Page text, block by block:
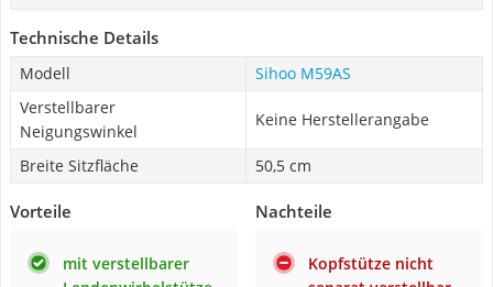
Technische Details
Modell
Sihoo M59AS
Verstellbarer
Neigungswinkel
Keine Herstellerangabe
Breite Sitzfläche 50,5 cm
Vorteile
mit verstellbarer
Nachteile
Kopfstütze nicht